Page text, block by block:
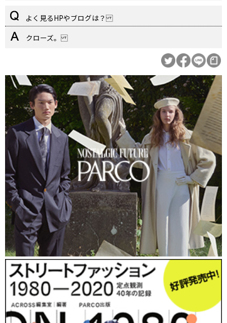
よく見るHPやブログは？
クローズ。